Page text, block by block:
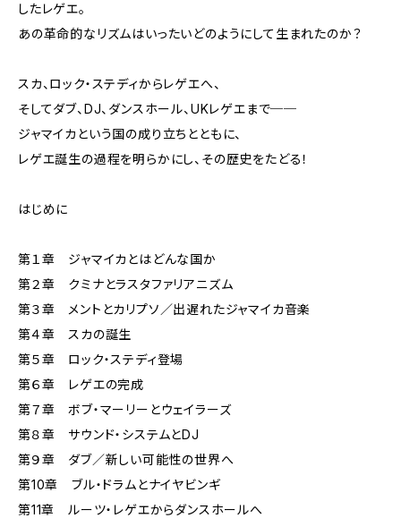
したレゲエ。
あの革命的なリズムはいったいどのようにして生まれたのか？
スカ、ロック・ステディからレゲエへ、
そしてダブ、DJ、ダンスホール、UKレゲエまで──
ジャマイカという国の成り立ちとともに、
レゲエ誕生の過程を明らかにし、その歴史をたどる！
はじめに
第１章 ジャマイカとはどんな国か
第２章 クミナとラスタファリアニズム
第３章 メントとカリプソ／出遅れたジャマイカ音楽
第４章 スカの誕生
第５章 ロック・ステディ登場
第６章 レゲエの完成
第７章 ボブ・マーリーとウェイラーズ
第８章 サウンド・システムとDJ
第９章 ダブ／新しい可能性の世界へ
第10章 ブル・ドラムとナイヤビンギ
第11章 ルーツ・レゲエからダンスホールへ